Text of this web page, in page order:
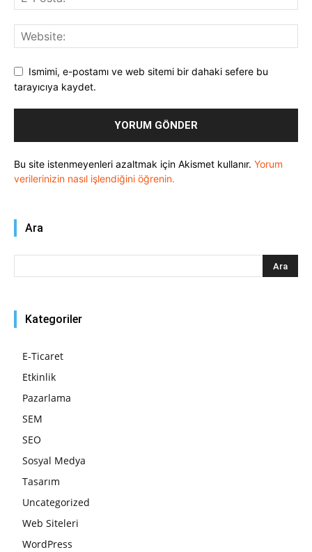
Ismimi, e-postamı ve web sitemi bir dahaki sefere bu
tarayıcıya kaydet.
Bu site istenmeyenleri azaltmak için Akismet kullanır. Yorum
verilerinizin nasıl işlendiğini öğrenin.
Ara
Kategoriler
E-Ticaret
Etkinlik
Pazarlama
SEM
SEO
Sosyal Medya
Tasarım
Uncategorized
Web Siteleri
WordPress